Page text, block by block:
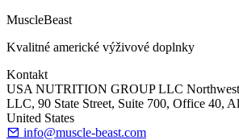
MuscleBeast
Kvalitné americké výživové doplnky
Kontakt
USA NUTRITION GROUP LLC Northwest
LLC, 90 State Street, Suite 700, Office 40,
United States
info@muscle-beast.com